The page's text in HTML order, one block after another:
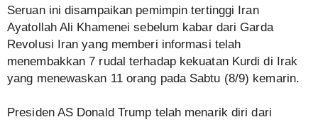
Seruan ini disampaikan pemimpin tertinggi Iran
Ayatollah Ali Khamenei sebelum kabar dari Garda
Revolusi Iran yang memberi informasi telah
menembakkan 7 rudal terhadap kekuatan Kurdi di Irak
yang menewaskan 11 orang pada Sabtu (8/9) kemarin.
Presiden AS Donald Trump telah menarik diri dari